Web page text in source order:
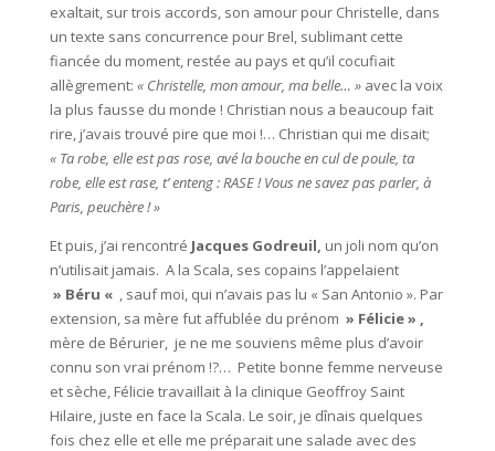
exaltait, sur trois accords, son amour pour Christelle, dans
un texte sans concurrence pour Brel, sublimant cette
fiancée du moment, restée au pays et qu’il cocufiait
allègrement: « Christelle, mon amour, ma belle… »avec la voix
la plus fausse du monde ! Christian nous a beaucoup fait
rire, j’avais trouvé pire que moi !… Christian qui me disait;
« Ta robe, elle est pas rose, avé la bouche en cul de poule, ta
robe, elle est rase, t’ enteng : RASE ! Vous ne savez pas parler, à
Paris, peuchère ! »
Et puis, j’ai rencontré Jacques Godreuil, un joli nom qu’on
n’utilisait jamais. A la Scala, ses copains l’appelaient
» Béru « , sauf moi, qui n’avais pas lu « San Antonio ». Par
extension, sa mère fut affublée du prénom » Félicie » ,
mère de Bérurier, je ne me souviens même plus d’avoir
connu son vrai prénom !?… Petite bonne femme nerveuse
et sèche, Félicie travaillait à la clinique Geoffroy Saint
Hilaire, juste en face la Scala. Le soir, je dînais quelques
fois chez elle et elle me préparait une salade avec des